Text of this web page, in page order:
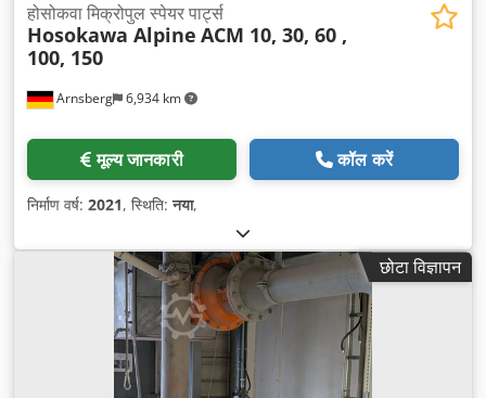
Arnsberg 6,934 km
होसोकवा मिक्रोपुल स्पेयर पार्ट्स
Hosokawa Alpine ACM 10, 30, 60 ,
100, 150
मूल्य जानकारी कॉल करें
निर्माण वर्ष: 2021, स्थिति:नया,
छोटा विज्ञापन